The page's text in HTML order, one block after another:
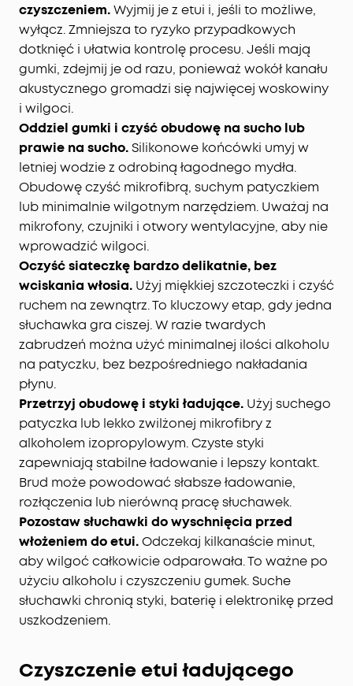
czyszczeniem.Wyjmij je z etui i, jeśli to możliwe,
wyłącz. Zmniejsza to ryzyko przypadkowych
dotknięć i ułatwia kontrolę procesu. Jeśli mają
gumki, zdejmij je od razu, ponieważ wokół kanału
akustycznego gromadzi się najwięcej woskowiny
i wilgoci.
Oddziel gumki i czyść obudowę na sucho lub
prawie na sucho.Silikonowe końcówki umyj w
letniej wodzie z odrobiną łagodnego mydła.
Obudowę czyść mikrofibrą, suchym patyczkiem
lub minimalnie wilgotnym narzędziem. Uważaj na
mikrofony, czujniki i otwory wentylacyjne, aby nie
wprowadzić wilgoci.
Oczyść siateczkę bardzo delikatnie, bez
wciskania włosia. Użyj miękkiej szczoteczki i czyść
ruchem na zewnątrz. To kluczowy etap, gdy jedna
słuchawka gra ciszej. W razie twardych
zabrudzeń można użyć minimalnej ilości alkoholu
na patyczku, bez bezpośredniego nakładania
płynu.
Przetrzyj obudowę i styki ładujące. Użyj suchego
patyczka lub lekko zwilżonej mikrofibry z
alkoholem izopropylowym. Czyste styki
zapewniają stabilne ładowanie i lepszy kontakt.
Brud może powodować słabsze ładowanie,
rozłączenia lub nierówną pracę słuchawek.
Pozostaw słuchawki do wyschnięcia przed
włożeniem do etui.Odczekaj kilkanaście minut,
aby wilgoć całkowicie odparowała. To ważne po
użyciu alkoholu i czyszczeniu gumek. Suche
słuchawki chronią styki, baterię i elektronikę przed
uszkodzeniem.
Czyszczenie etui ładującego